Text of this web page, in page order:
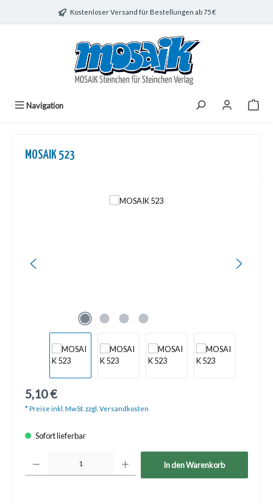
Zum Hauptinhalt springenKostenloser Versand für Bestellungen ab 75 €
Navigation
MOSAIK 523
5,10 €
* Preise inkl. MwSt. zzgl. Versandkosten
Sofort lieferbar
In den Warenkorb